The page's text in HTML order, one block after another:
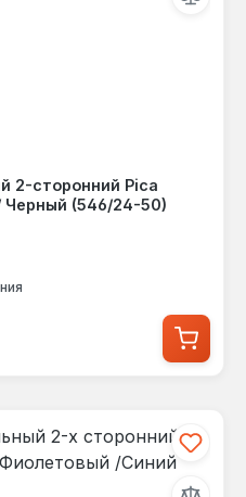
2-сторонний Pica
Черный (546/24-50)